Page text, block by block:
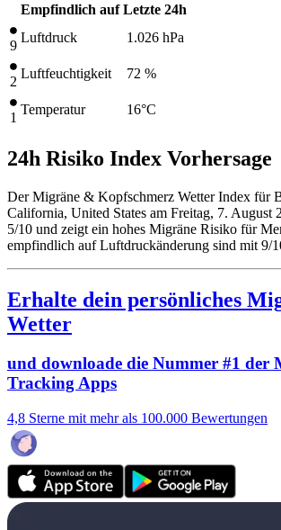
Empfindlich auf Letzte 24h
9
Luftdruck 1.026 hPa
2
Luftfeuchtigkeit 72 %
1
Temperatur 16°C
24h Risiko Index Vorhersage
Der Migräne & Kopfschmerz Wetter Index für
California, United States am Freitag, 7. August
5/10 und zeigt ein hohes Migräne Risiko für
empfindlich auf Luftdruckänderung sind mit 9/
Erhalte dein persönliches
Wetter
und downloade die Nummer #1 der
Tracking Apps
4,8 Sterne mit mehr als 100.000 Bewertungen